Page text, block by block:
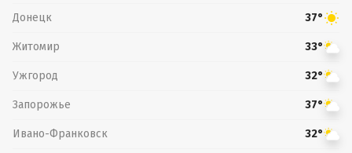
Донецк 37°
Житомир 33°
Ужгород 32°
Запорожье 37°
Ивано-Франковск 32°